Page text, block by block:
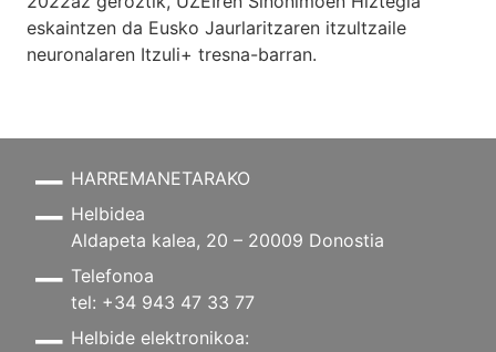
eskaintzen da Eusko Jaurlaritzaren itzultzaile
neuronalaren Itzuli+ tresna-barran.
HARREMANETARAKO
Helbidea
Aldapeta kalea, 20 – 20009 Donostia
Telefonoa
tel: +34 943 47 33 77
Helbide elektronikoa: